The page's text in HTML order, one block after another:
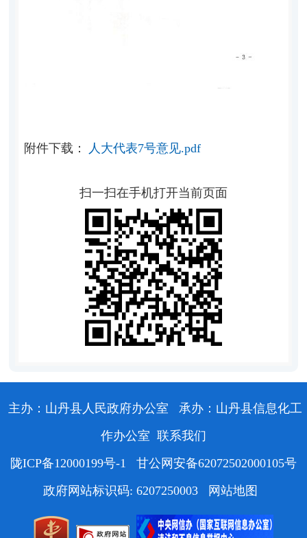
附件下载： 人大代表7号意见.pdf
扫一扫在手机打开当前页面
主办：山丹县人民政府办公室
承办：山丹县信息化工
作办公室 联系我们
陇ICP备12000199号-1
甘公网安备62072502000105号
政府网站标识码: 6207250003
网站地图